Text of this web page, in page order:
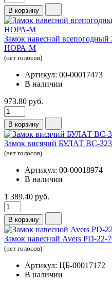
В корзину
Замок навесной
НОРА-М
(нет голосов)
Артикул: 00-00017473
В наличии
973.80 руб.
В корзину
Замок висячий БУЛАТ ВС-323
(нет голосов)
Артикул: 00-00018974
В наличии
1 389.40 руб.
В корзину
Замок навесной Avers PD-22-
(нет голосов)
Артикул: ЦБ-00017172
В наличии